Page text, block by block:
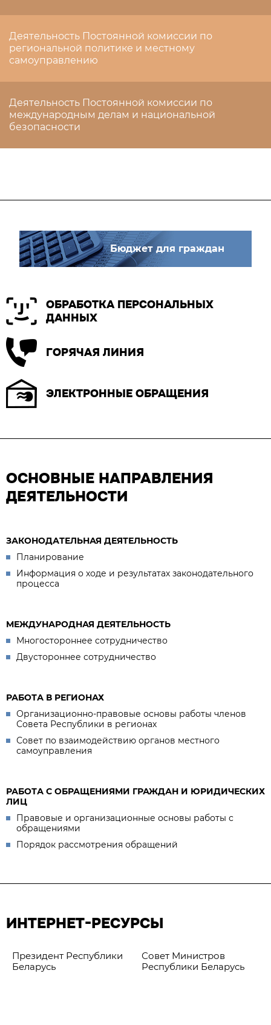
Деятельность Постоянной комиссии по
региональной политике и местному
самоуправлению
Деятельность Постоянной комиссии по
международным делам и национальной
безопасности
Бюджет для граждан
ОБРАБОТКА ПЕРСОНАЛЬНЫХ
ДАННЫХ
ГОРЯЧАЯ ЛИНИЯ
ЭЛЕКТРОННЫЕ ОБРАЩЕНИЯ
ОСНОВНЫЕ НАПРАВЛЕНИЯ
ДЕЯТЕЛЬНОСТИ
ЗАКОНОДАТЕЛЬНАЯ ДЕЯТЕЛЬНОСТЬ
Планирование
Информация о ходе и результатах законодательного
процесса
МЕЖДУНАРОДНАЯ ДЕЯТЕЛЬНОСТЬ
Многостороннее сотрудничество
Двустороннее сотрудничество
РАБОТА В РЕГИОНАХ
Организационно-правовые основы работы членов
Совета Республики в регионах
Совет по взаимодействию органов местного
самоуправления
РАБОТА С ОБРАЩЕНИЯМИ ГРАЖДАН И ЮРИДИЧЕСКИХ
ЛИЦ
Правовые и организационные основы работы с
обращениями
Порядок рассмотрения обращений
ИНТЕРНЕТ-РЕСУРСЫ
Президент Республики
Беларусь
Совет Министров
Республики Беларусь